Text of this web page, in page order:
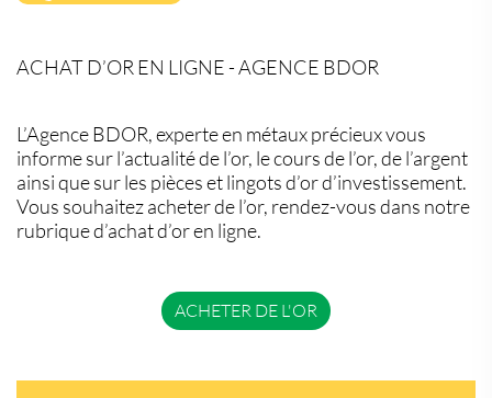
ACHAT D’OR EN LIGNE - AGENCE BDOR
L’Agence BDOR, experte en métaux précieux vous
informe sur l’actualité de l’or, le cours de l’or, de l’argent
ainsi que sur les pièces et lingots d’or d’investissement.
Vous souhaitez acheter de l’or, rendez-vous dans notre
rubrique d’achat d’or en ligne.
ACHETER DE L'OR